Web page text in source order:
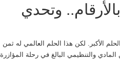
بالأرقام.. وتحدي
الأكبر. لكن هذا الحلم العالمي له ثمن
والتنظيمي البالغ في رحلة المؤازرة